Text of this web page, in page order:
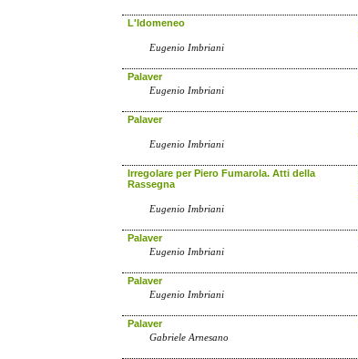
L'Idomeneo
Eugenio Imbriani
Palaver
Eugenio Imbriani
Palaver
Eugenio Imbriani
Irregolare per Piero Fumarola. Atti della
Rassegna
Eugenio Imbriani
Palaver
Eugenio Imbriani
Palaver
Eugenio Imbriani
Palaver
Gabriele Arnesano